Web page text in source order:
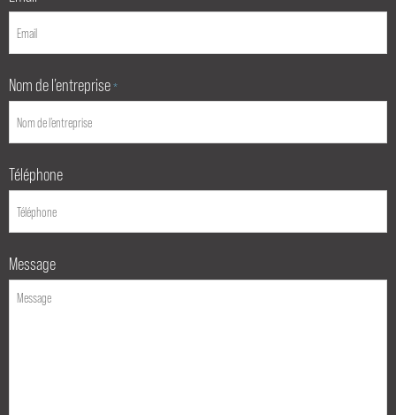
Nom de l’entreprise *
Téléphone
Message